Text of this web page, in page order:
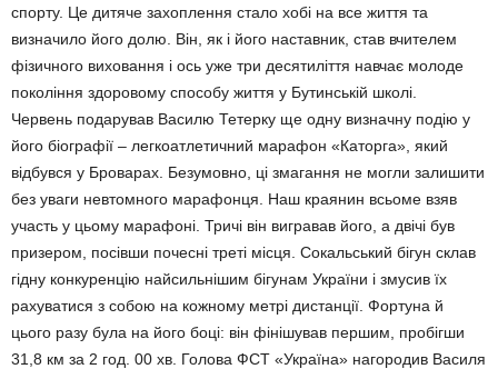
спорту. Це дитяче захоплення стало хобі на все життя та
визначило його долю. Він, як і його наставник, став вчителем
фізичного виховання і ось уже три десятиліття навчає молоде
покоління здоровому способу життя у Бутинській школі.
Червень подарував Василю Тетерку ще одну визначну подію у
його біографії – легкоатлетичний марафон «Каторга», який
відбувся у Броварах. Безумовно, ці змагання не могли залишити
без уваги невтомного марафонця. Наш краянин всьоме взяв
участь у цьому марафоні. Тричі він вигравав його, а двічі був
призером, посівши почесні треті місця. Сокальський бігун склав
гідну конкуренцію найсильнішим бігунам України і змусив їх
рахуватися з собою на кожному метрі дистанції. Фортуна й
цього разу була на його боці: він фінішував першим, пробігши
31,8 км за 2 год. 00 хв. Голова ФСТ «Україна» нагородив Василя